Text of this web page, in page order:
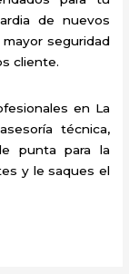
de nuevos
seguridad
cliente.
en La
técnica,
punta para la
y le saques el